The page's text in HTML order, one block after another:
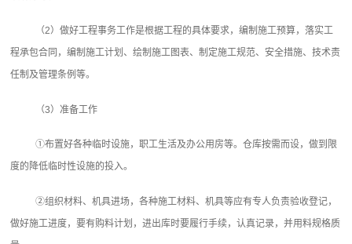
（2）做好工程事务工作是根据工程的具体要求，编制施工预算，落实工
程承包合同，编制施工计划、绘制施工图表、制定施工规范、安全措施、技术责
任制及管理条例等。
（3）准备工作
①布置好各种临时设施，职工生活及办公用房等。仓库按需而设，做到限
度的降低临时性设施的投入。
②组织材料、机具进场，各种施工材料、机具等应有专人负责验收登记，
做好施工进度，要有购料计划，进出库时要履行手续，认真记录，并用料规格质